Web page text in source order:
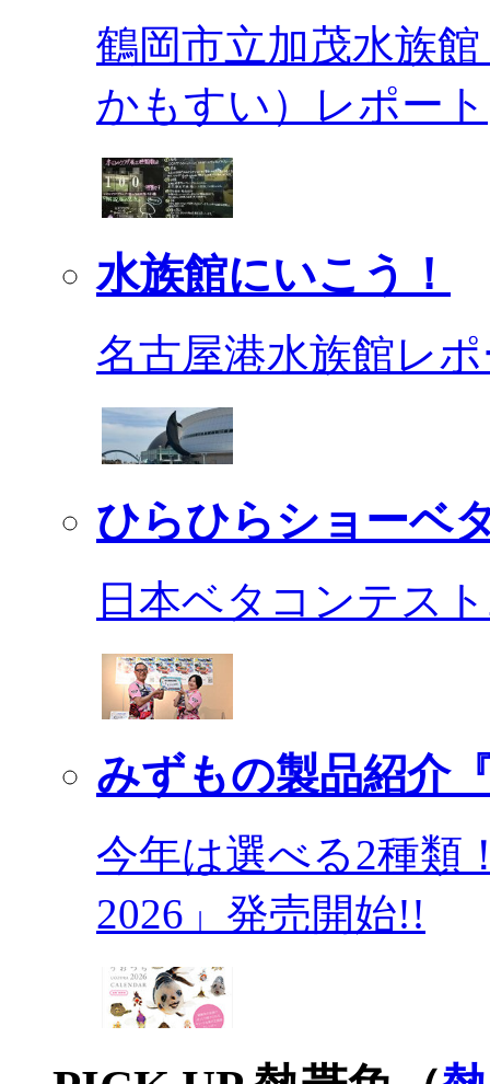
鶴岡市立加茂水族
かもすい）レポート
水族館にいこう！
名古屋港水族館レ
ひらひらショーベ
日本ベタコンテス
みずもの製品紹介
今年は選べる2種類
2026」発売開始!!